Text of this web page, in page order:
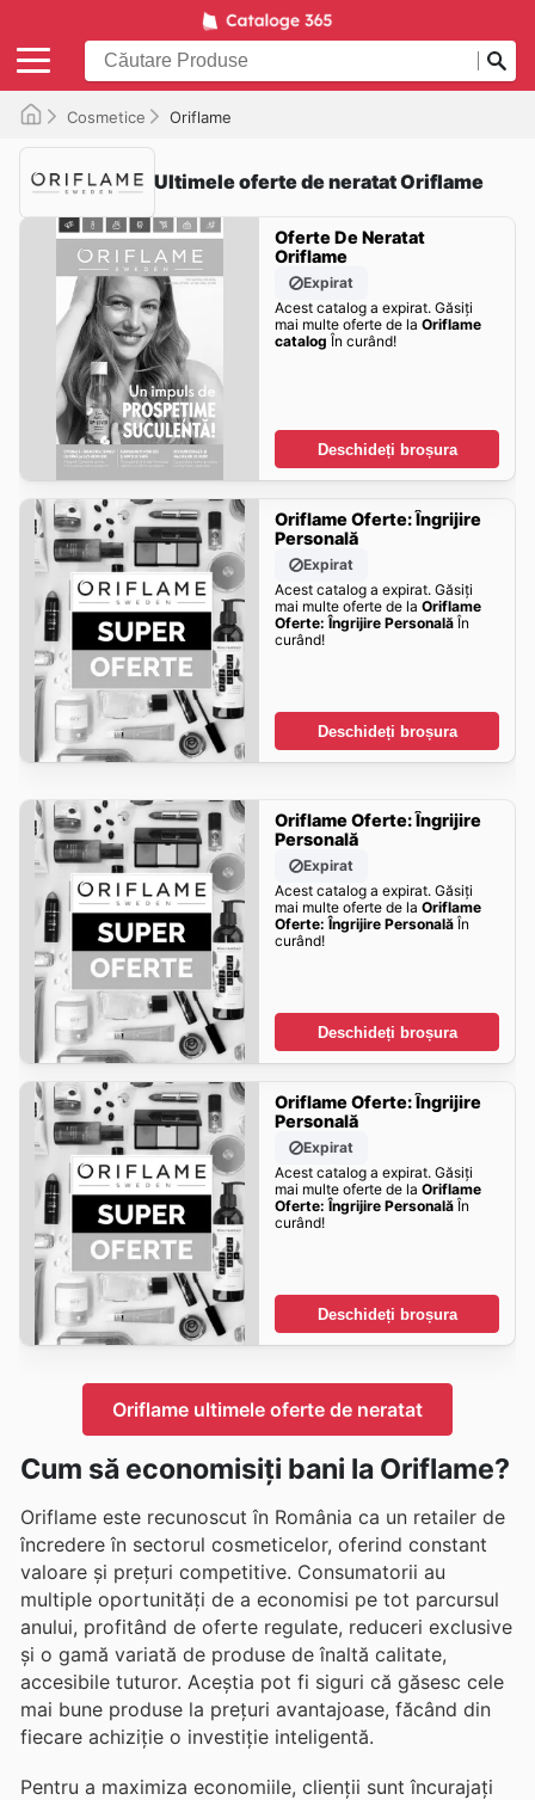
Cosmetice Oriflame
Ultimele oferte de neratat Oriflame
Oferte De Neratat
Oriflame
Expirat
Acest catalog a expirat. Găsiți
mai multe oferte de la Oriflame
catalog În curând!
Deschideți broșura
Oriflame Oferte: Îngrijire
Personală
Expirat
Acest catalog a expirat. Găsiți
mai multe oferte de la Oriflame
Oferte: Îngrijire PersonalăÎn
curând!
Deschideți broșura
Oriflame Oferte: Îngrijire
Personală
Expirat
Acest catalog a expirat. Găsiți
mai multe oferte de la Oriflame
Oferte: Îngrijire PersonalăÎn
curând!
Deschideți broșura
Oriflame Oferte: Îngrijire
Personală
Expirat
Acest catalog a expirat. Găsiți
mai multe oferte de la Oriflame
Oferte: Îngrijire PersonalăÎn
curând!
Deschideți broșura
Oriflame ultimele oferte de neratat
Cum să economisiți bani la Oriflame?
Oriflame este recunoscut în România ca un retailer de
încredere în sectorul cosmeticelor, oferind constant
valoare și prețuri competitive. Consumatorii au
multiple oportunități de a economisi pe tot parcursul
anului, profitând de oferte regulate, reduceri exclusive
și o gamă variată de produse de înaltă calitate,
accesibile tuturor. Aceștia pot fi siguri că găsesc cele
mai bune produse la prețuri avantajoase, făcând din
fiecare achiziție o investiție inteligentă.
Pentru a maximiza economiile, clienții sunt încurajați